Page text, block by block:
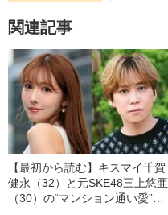
関連記事
【最初から読む】キスマイ千賀
健永（32）と元SKE48三上悠亜
（30）の“マンション通い愛”撮